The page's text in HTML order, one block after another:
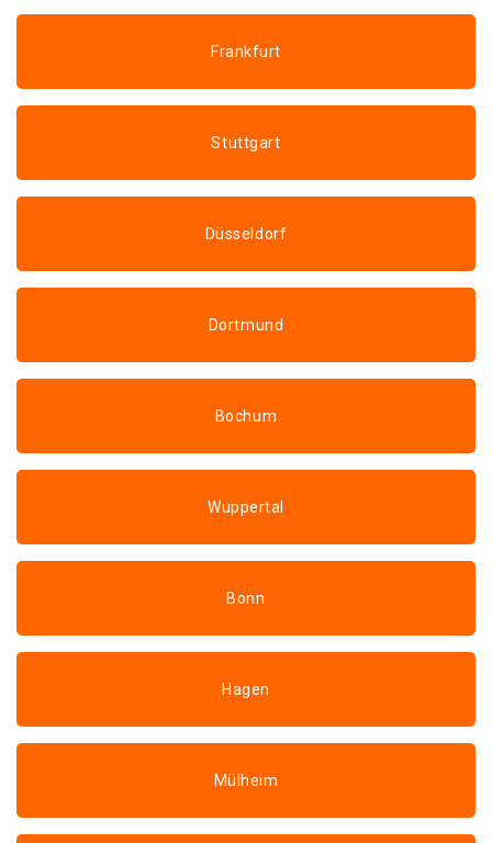
Frankfurt
Stuttgart
Düsseldorf
Dortmund
Bochum
Wuppertal
Bonn
Hagen
Mülheim